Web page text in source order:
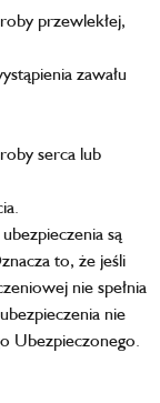
przewlekłej,
zawału
serca lub
są
to, że jeśli
nie spełnia
nie
Ubezpieczonego.